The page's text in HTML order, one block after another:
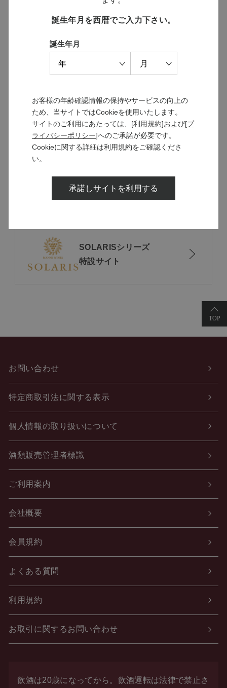
長野県
蒸留酒
MANNS WINE
ブランドサイト
SOLARISシリーズ
特設サイト
お問い合わせ
特定商取引法に関する表示
個人情報の取り扱いについて
酒類販売管理者標識
ご利用案内
会社概要
会員規約
よくある質問
利用規約
お取引に関するお問い合わせ
飲酒は20歳になってから。飲酒運転は法律で禁止さ
誕生年月を西暦でご入力下さい。
誕生年月
お客様の年齢確認情報の保持やサービスの向上の
ため、当サイトではCookieを使用いたします。
サイトのご利用にあたっては、[利用規約]および[プ
ライバシーポリシー]へのご承諾が必要です。
Cookieに関する詳細は利用規約をご確認くださ
い。
承諾しサイトを利用する